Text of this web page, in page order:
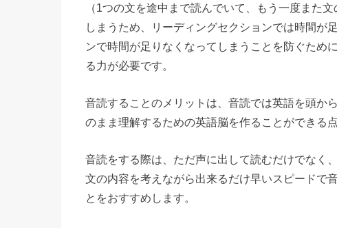
（1つの文を途中まで読んでいて、もう一度また
しまうため、リーディングセクションでは時間が
ンで時間が足りなくなってしまうことを防ぐため
る力が必要です。
音読することのメリットは、音読では英語を頭か
のまま理解するための英語脳を作ることができる点
音読をする際は、ただ声に出して読むだけでなく
文の内容を考えながら出来るだけ早いスピードで
とをおすすめします。